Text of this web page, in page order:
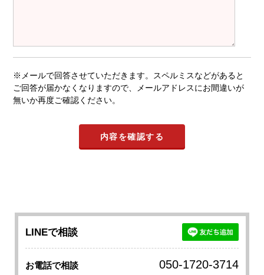
※メールで回答させていただきます。スペルミスなどがあると
ご回答が届かなくなりますので、メールアドレスにお間違いが
無いか再度ご確認ください。
LINEで相談
お電話で相談 050-1720-3714